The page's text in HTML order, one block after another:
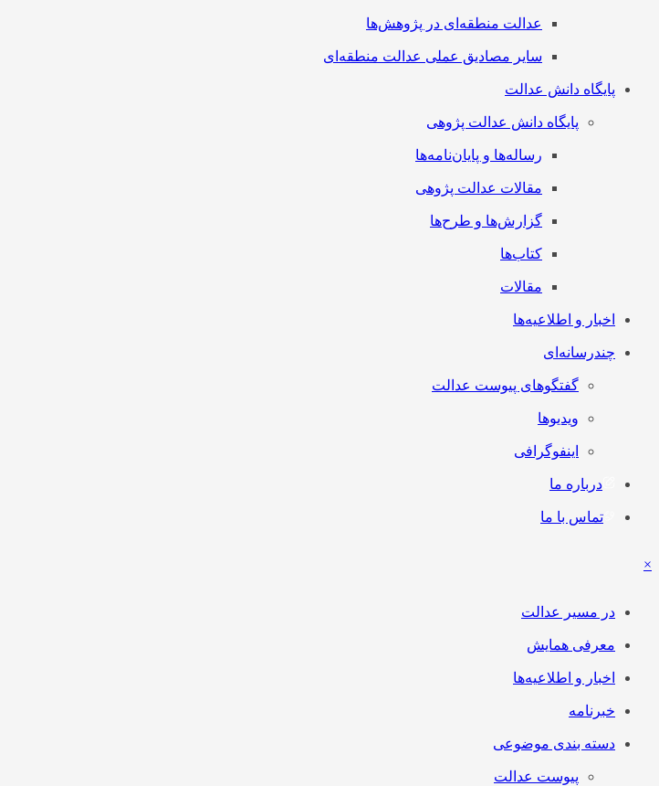
عدالت منطقه‌ای در پژوهش‌ها
سایر مصادیق عملی عدالت منطقه‌ای
پایگاه دانش عدالت
پایگاه دانش عدالت پژوهی
رساله‌ها و پایان‌نامه‌ها
مقالات عدالت پژوهی
گزارش‌ها و طرح‌ها
کتاب‌ها
مقالات
اخبار و اطلاعیه‌ها
چندرسانه‌ای
گفتگوهای پیوست عدالت
ویدیوها
اینفوگرافی
درباره ما
تماس با ما
×
در مسیر عدالت
معرفی همایش
اخبار و اطلاعیه‌ها
خبرنامه
دسته بندی موضوعی
پیوست عدالت